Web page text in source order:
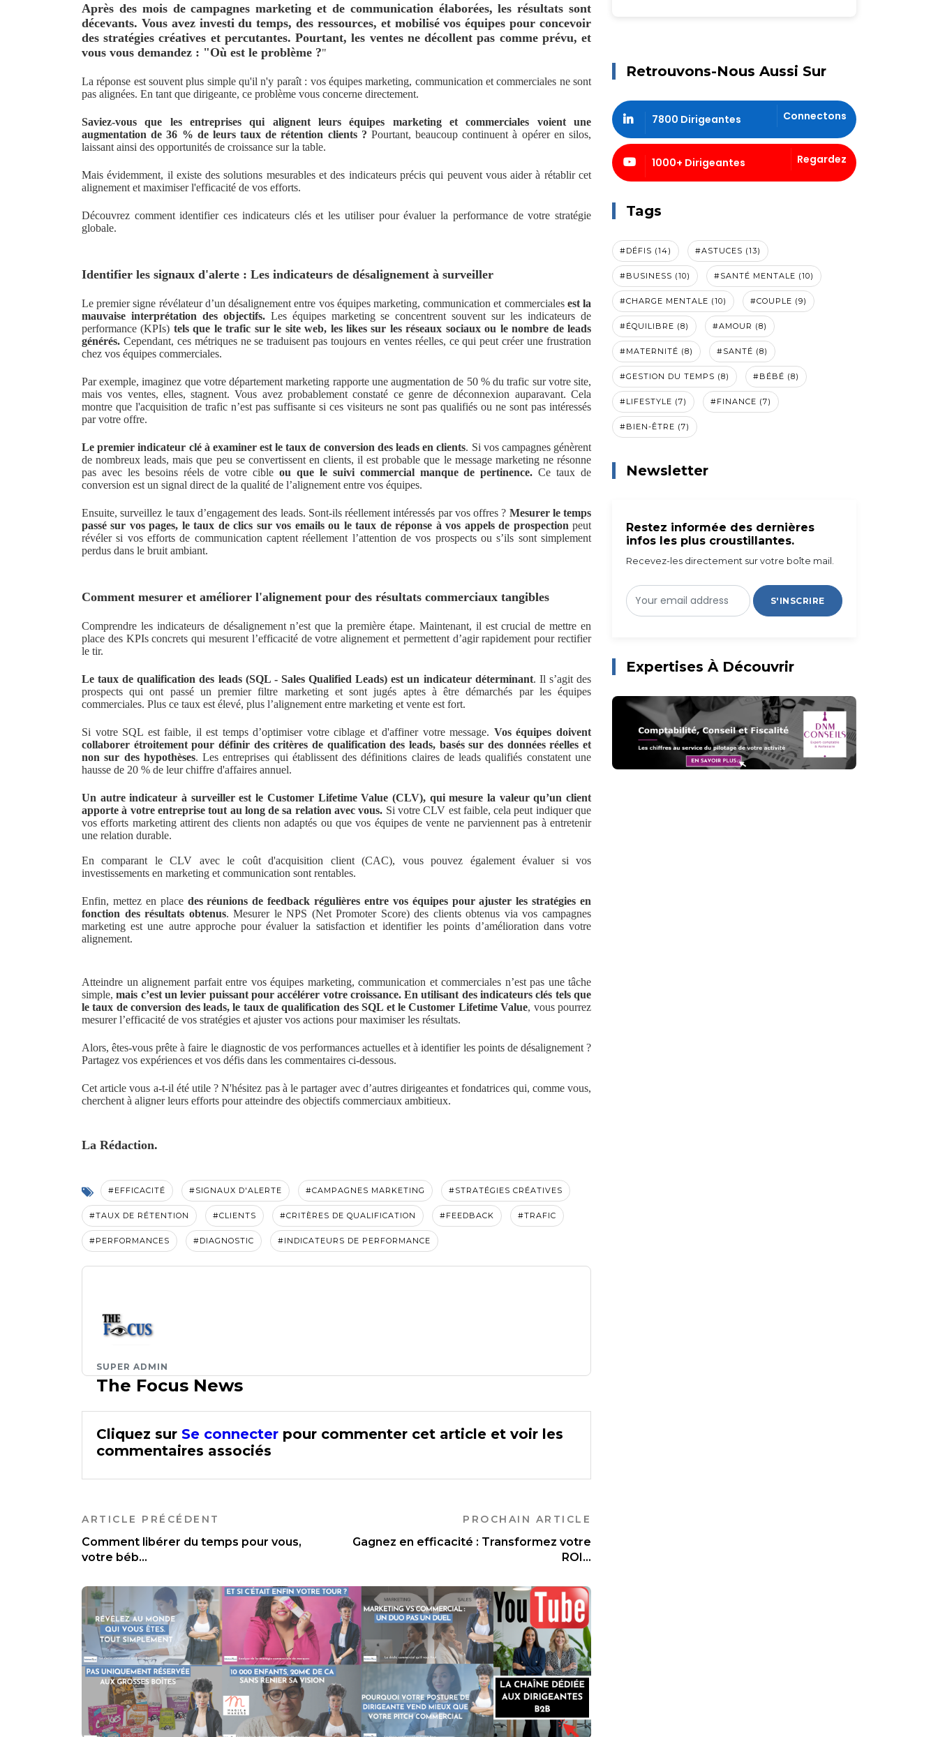
Après des mois de campagnes marketing et de communication élaborées, les résultats sont
décevants. Vous avez investi du temps, des ressources, et mobilisé vos équipes pour concevoir
des stratégies créatives et percutantes. Pourtant, les ventes ne décollent pas comme prévu, et
vous vous demandez : "Où est le problème ?"
La réponse est souvent plus simple qu'il n'y paraît : vos équipes marketing, communication et commerciales ne sont
pas alignées. En tant que dirigeante, ce problème vous concerne directement.
Saviez-vous que les entreprises qui alignent leurs équipes marketing et commerciales voient une
augmentation de 36 % de leurs taux de rétention clients ? Pourtant, beaucoup continuent à opérer en silos,
laissant ainsi des opportunités de croissance sur la table.
Mais évidemment, il existe des solutions mesurables et des indicateurs précis qui peuvent vous aider à rétablir cet
alignement et maximiser l'efficacité de vos efforts.
Découvrez comment identifier ces indicateurs clés et les utiliser pour évaluer la performance de votre stratégie
globale.
Identifier les signaux d'alerte : Les indicateurs de désalignement à surveiller
Le premier signe révélateur d’un désalignement entre vos équipes marketing, communication et commerciales est la
mauvaise interprétation des objectifs.Les équipes marketing se concentrent souvent sur les indicateurs de
performance (KPIs) tels que le trafic sur le site web, les likes sur les réseaux sociaux ou le nombre de leads
générés. Cependant, ces métriques ne se traduisent pas toujours en ventes réelles, ce qui peut créer une frustration
chez vos équipes commerciales.
Par exemple, imaginez que votre département marketing rapporte une augmentation de 50 % du trafic sur votre site,
mais vos ventes, elles, stagnent. Vous avez probablement constaté ce genre de déconnexion auparavant. Cela
montre que l'acquisition de trafic n’est pas suffisante si ces visiteurs ne sont pas qualifiés ou ne sont pas intéressés
par votre offre.
Le premier indicateur clé à examiner est le taux de conversion des leads en clients. Si vos campagnes génèrent
de nombreux leads, mais que peu se convertissent en clients, il est probable que le message marketing ne résonne
pas avec les besoins réels de votre cibleou que le suivi commercial manque de pertinence. Ce taux de
conversion est un signal direct de la qualité de l’alignement entre vos équipes.
Ensuite, surveillez le taux d’engagement des leads. Sont-ils réellement intéressés par vos offres ? Mesurer le temps
passé sur vos pages, le taux de clics sur vos emails ou le taux de réponse à vos appels de prospection peut
révéler si vos efforts de communication captent réellement l’attention de vos prospects ou s’ils sont simplement
perdus dans le bruit ambiant.
Comment mesurer et améliorer l'alignement pour des résultats commerciaux tangibles
Comprendre les indicateurs de désalignement n’est que la première étape. Maintenant, il est crucial de mettre en
place des KPIs concrets qui mesurent l’efficacité de votre alignement et permettent d’agir rapidement pour rectifier
le tir.
Le taux de qualification des leads (SQL - Sales Qualified Leads) est un indicateur déterminant. Il s’agit des
prospects qui ont passé un premier filtre marketing et sont jugés aptes à être démarchés par les équipes
commerciales. Plus ce taux est élevé, plus l’alignement entre marketing et vente est fort.
Si votre SQL est faible, il est temps d’optimiser votre ciblage et d'affiner votre message. Vos équipes doivent
collaborer étroitement pour définir des critères de qualification des leads, basés sur des données réelles et
non sur des hypothèses. Les entreprises qui établissent des définitions claires de leads qualifiés constatent une
hausse de 20 % de leur chiffre d'affaires annuel.
Un autre indicateur à surveiller est le Customer Lifetime Value (CLV), qui mesure la valeur qu’un client
apporte à votre entreprise tout au long de sa relation avec vous. Si votre CLV est faible, cela peut indiquer que
vos efforts marketing attirent des clients non adaptés ou que vos équipes de vente ne parviennent pas à entretenir
une relation durable.
En comparant le CLV avec le coût d'acquisition client (CAC), vous pouvez également évaluer si vos
investissements en marketing et communication sont rentables.
Enfin, mettez en place des réunions de feedback régulières entre vos équipes pour ajuster les stratégies en
fonction des résultats obtenus. Mesurer le NPS (Net Promoter Score) des clients obtenus via vos campagnes
marketing est une autre approche pour évaluer la satisfaction et identifier les points d’amélioration dans votre
alignement.
Atteindre un alignement parfait entre vos équipes marketing, communication et commerciales n’est pas une tâche
simple,mais c’est un levier puissant pour accélérer votre croissance. En utilisant des indicateurs clés tels que
le taux de conversion des leads, le taux de qualification des SQL et le Customer Lifetime Value, vous pourrez
mesurer l’efficacité de vos stratégies et ajuster vos actions pour maximiser les résultats.
Alors, êtes-vous prête à faire le diagnostic de vos performances actuelles et à identifier les points de désalignement ?
Partagez vos expériences et vos défis dans les commentaires ci-dessous.
Cet article vous a-t-il été utile ? N'hésitez pas à le partager avec d’autres dirigeantes et fondatrices qui, comme vous,
cherchent à aligner leurs efforts pour atteindre des objectifs commerciaux ambitieux.
La Rédaction.
#EFFICACITÉ #SIGNAUX D'ALERTE #CAMPAGNES MARKETING #STRATÉGIES CRÉATIVES
#TAUX DE RÉTENTION #CLIENTS #CRITÈRES DE QUALIFICATION #FEEDBACK #TRAFIC
#PERFORMANCES #DIAGNOSTIC #INDICATEURS DE PERFORMANCE
SUPER ADMIN
The Focus News
Cliquez sur Se connecter pour commenter cet article et voir les
commentaires associés
ARTICLE PRÉCÉDENT
Comment libérer du temps pour vous,
votre béb...
PROCHAIN ARTICLE
Gagnez en efficacité : Transformez votre
ROI...
Retrouvons-Nous Aussi Sur
7800 Dirigeantes Connectons
1000+ Dirigeantes Regardez
Tags
#DÉFIS (14) #ASTUCES (13)
#BUSINESS (10) #SANTÉ MENTALE (10)
#CHARGE MENTALE (10) #COUPLE (9)
#ÉQUILIBRE (8) #AMOUR (8)
#MATERNITÉ (8) #SANTÉ (8)
#GESTION DU TEMPS (8) #BÉBÉ (8)
#LIFESTYLE (7) #FINANCE (7)
#BIEN-ÊTRE (7)
Newsletter
Restez informée des dernières
infos les plus croustillantes.
Recevez-les directement sur votre boîte mail.
S'INSCRIRE
Expertises À Découvrir